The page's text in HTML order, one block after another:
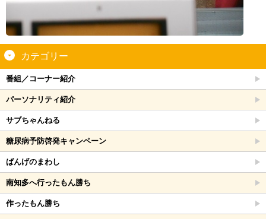
カテゴリー
番組／コーナー紹介
パーソナリティ紹介
サブちゃんねる
糖尿病予防啓発キャンペーン
ばんげのまわし
南知多へ行ったもん勝ち
作ったもん勝ち